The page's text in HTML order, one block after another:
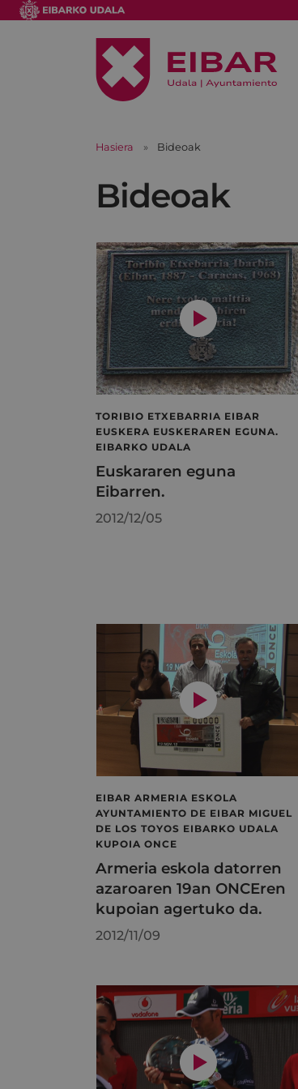
Hasiera Bideoak
Bideoak
TORIBIO ETXEBARRIA EIBAR
EUSKERA EUSKERAREN EGUNA.
EIBARKO UDALA
Euskararen eguna
Eibarren.
2012/12/05
EIBAR ARMERIA ESKOLA
AYUNTAMIENTO DE EIBAR MIGUEL
DE LOS TOYOS EIBARKO UDALA
KUPOIA ONCE
Armeria eskola datorren
azaroaren 19an ONCEren
kupoian agertuko da.
2012/11/09